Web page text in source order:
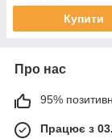
Купити
Про нас
95%
Працює з